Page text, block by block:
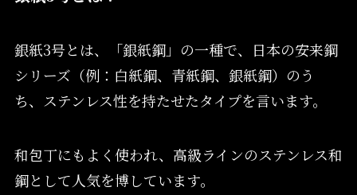
銀紙3号とは、「銀紙鋼」の一種で、日本の安来鋼
シリーズ（例：白紙鋼、青紙鋼、銀紙鋼）のう
ち、ステンレス性を持たせたタイプを言います。
和包丁にもよく使われ、高級ラインのステンレス和
鋼として人気を博しています。